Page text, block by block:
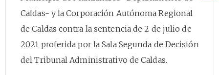
Caldas- y la Corporación Autónoma Regional
de Caldas contra la sentencia de 2 de julio de
2021 proferida por la Sala Segunda de Decisión
del Tribunal Administrativo de Caldas.